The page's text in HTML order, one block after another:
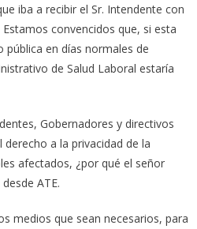
iba a recibir el Sr. Intendente con
convencidos que, si esta
en días normales de
de Salud Laboral estaría
Gobernadores y directivos
a la privacidad de la
afectados, ¿por qué el señor
ATE.
medios que sean necesarios, para